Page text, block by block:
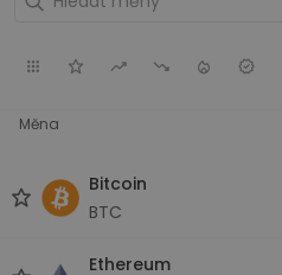
Měna
Bitcoin
BTC
Ethereum